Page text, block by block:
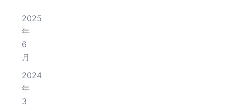
2025
年
6
月
2024
年
3